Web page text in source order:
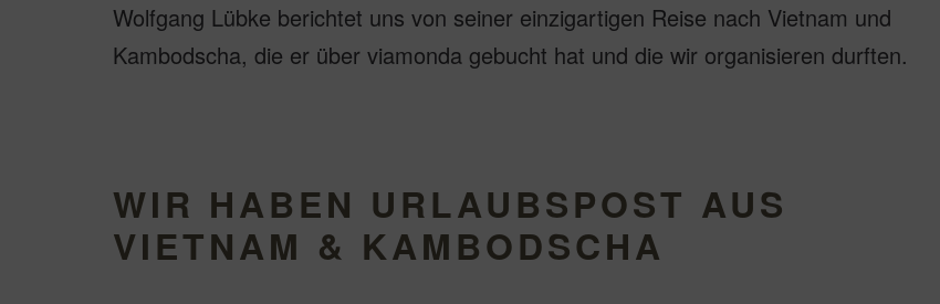
Wolfgang Lübke berichtet uns von seiner einzigartigen Reise nach Vietnam und
Kambodscha, die er über viamonda gebucht hat und die wir organisieren durften.
WIR HABEN URLAUBSPOST AUS
VIETNAM & KAMBODSCHA